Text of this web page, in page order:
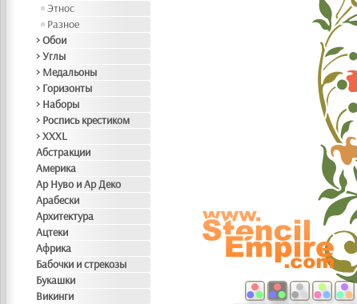
Этнос
Разное
> Обои
> Углы
> Медальоны
> Горизонты
> Наборы
> Роспись крестиком
> XXXL
Абстракции
Америка
Ар Нуво и Ар Деко
Арабески
Архитектура
Ацтеки
Африка
Бабочки и стрекозы
Букашки
Викинги